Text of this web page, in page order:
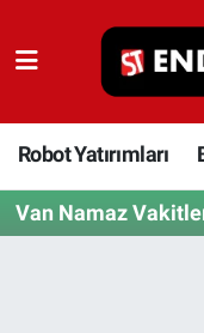
Robot Yatırımları
Van Namaz
Robot
Bakım 4.0
Proses